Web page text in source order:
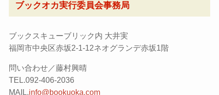
ブックオカ実行委員会事務局
ブックスキューブリック内 大井実
福岡市中央区赤坂2-1-12ネオグランデ赤坂1階
問い合わせ／藤村興晴
TEL.092-406-2036
MAIL.info@bookuoka.com